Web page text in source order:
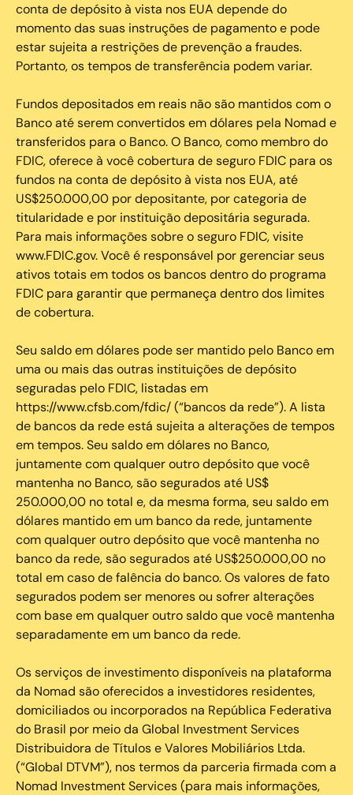
conta de depósito à vista nos EUA depende do
momento das suas instruções de pagamento e pode
estar sujeita a restrições de prevenção a fraudes.
Portanto, os tempos de transferência podem variar.
Fundos depositados em reais não são mantidos com o
Banco até serem convertidos em dólares pela Nomad e
transferidos para o Banco. O Banco, como membro do
FDIC, oferece à você cobertura de seguro FDIC para os
fundos na conta de depósito à vista nos EUA, até
US$250.000,00 por depositante, por categoria de
titularidade e por instituição depositária segurada.
Para mais informações sobre o seguro FDIC, visite
www.FDIC.gov. Você é responsável por gerenciar seus
ativos totais em todos os bancos dentro do programa
FDIC para garantir que permaneça dentro dos limites
de cobertura.
Seu saldo em dólares pode ser mantido pelo Banco em
uma ou mais das outras instituições de depósito
seguradas pelo FDIC, listadas em
https://www.cfsb.com/fdic/ (“bancos da rede”). A lista
de bancos da rede está sujeita a alterações de tempos
em tempos. Seu saldo em dólares no Banco,
juntamente com qualquer outro depósito que você
mantenha no Banco, são segurados até US$
250.000,00 no total e, da mesma forma, seu saldo em
dólares mantido em um banco da rede, juntamente
com qualquer outro depósito que você mantenha no
banco da rede, são segurados até US$250.000,00 no
total em caso de falência do banco. Os valores de fato
segurados podem ser menores ou sofrer alterações
com base em qualquer outro saldo que você mantenha
separadamente em um banco da rede.
Os serviços de investimento disponíveis na plataforma
da Nomad são oferecidos a investidores residentes,
domiciliados ou incorporados na República Federativa
do Brasil por meio da Global Investment Services
Distribuidora de Títulos e Valores Mobiliários Ltda.
(“Global DTVM”), nos termos da parceria firmada com a
Nomad Investment Services (para mais informações,